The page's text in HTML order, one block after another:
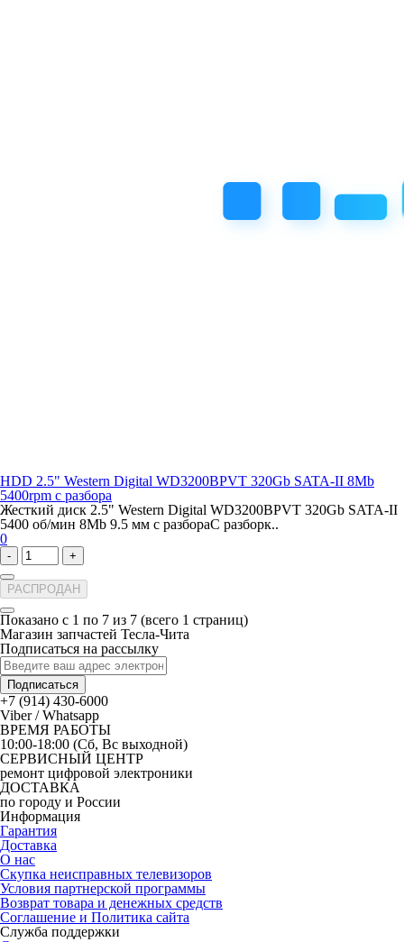
HDD 2.5" Western Digital WD3200BPVT 320Gb SATA-II 8Mb
5400rpm с разбора
Жесткий диск 2.5" Western Digital WD3200BPVT 320Gb SATA-II
5400 об/мин 8Mb 9.5 мм с разбораС разборк..
0
- +
РАСПРОДАН
Показано с 1 по 7 из 7 (всего 1 страниц)
Магазин запчастей Тесла-Чита
Подписаться на рассылку
Подписаться
+7 (914) 430-6000
Viber / Whatsapp
ВРЕМЯ РАБОТЫ
10:00-18:00 (Сб, Вс выходной)
СЕРВИСНЫЙ ЦЕНТР
ремонт цифровой электроники
ДОСТАВКА
по городу и России
Информация
Гарантия
Доставка
О нас
Скупка неисправных телевизоров
Условия партнерской программы
Возврат товара и денежных средств
Соглашение и Политика сайта
Служба поддержки